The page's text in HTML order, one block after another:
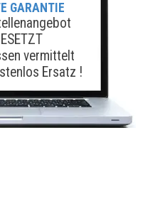
GARANTIE
vermittelt
Ersatz !